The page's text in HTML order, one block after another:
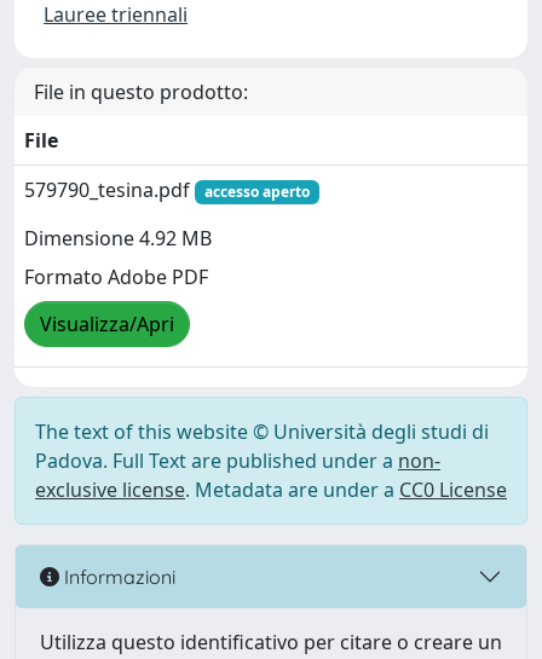
Lauree triennali
File in questo prodotto:
File
579790_tesina.pdf
accesso aperto
Dimensione 4.92 MB
Formato Adobe PDF
Visualizza/Apri
The text of this website © Università degli studi di
Padova. Full Text are published under a non-
exclusive license. Metadata are under a CC0 License
Informazioni
Utilizza questo identificativo per citare o creare un